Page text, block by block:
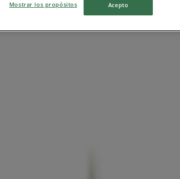
Mostrar los propósitos Acepto